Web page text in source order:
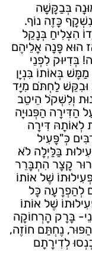
בְּבַקָּשָׁה
כָּזֶה נוֹף.
הִצְלִיחַ בְּנָקֵל
הוּא פָּנָה אֲלֵיהֶם
בְּדִיּוּק לִפְנֵי
מַמָּשׁ בְּאוֹתוֹ בִּנְיָן
וּבִקֵּשׁ לַחְתֹּם מִיָּד
וְלִשְׁקֹל הֵיטֵב
הַדִּירָה הַפְּנוּיָה
לְאוֹתָהּ דִּירָה
כְּ"פָּעִיל
בַּלַּיְלָה לֹא
קָצָר הִתְבָּרֵר
שֶׁל אוֹתוֹ
לְהַפְרָעָה כָּל
שֶׁל אוֹתוֹ
בָּרָק הָרְחוֹקָה
נֶחְתַּם חוֹזֶה,
לְדִירָתָם